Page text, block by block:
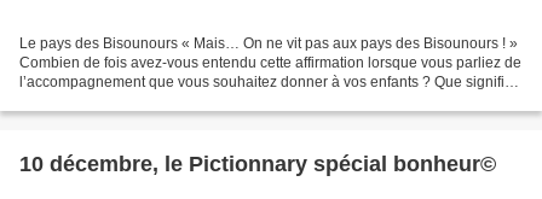
Le pays des Bisounours « Mais… On ne vit pas aux pays des Bisounours ! »
Combien de fois avez-vous entendu cette affirmation lorsque vous parliez de
l’accompagnement que vous souhaitez donner à vos enfants ? Que signifie-
10 décembre, le Pictionnary spécial bonheur©